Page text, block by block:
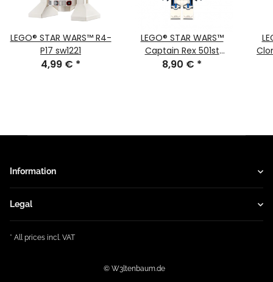
LEGO® STAR WARS™ R4-
P17 sw1221
4,99 € *
LEGO® STAR WARS™
Captain Rex 501st
Legion (Phase 2) sw1315
8,90 € *
Information
Legal
* All prices incl. VAT
© W3ltenbaum.de